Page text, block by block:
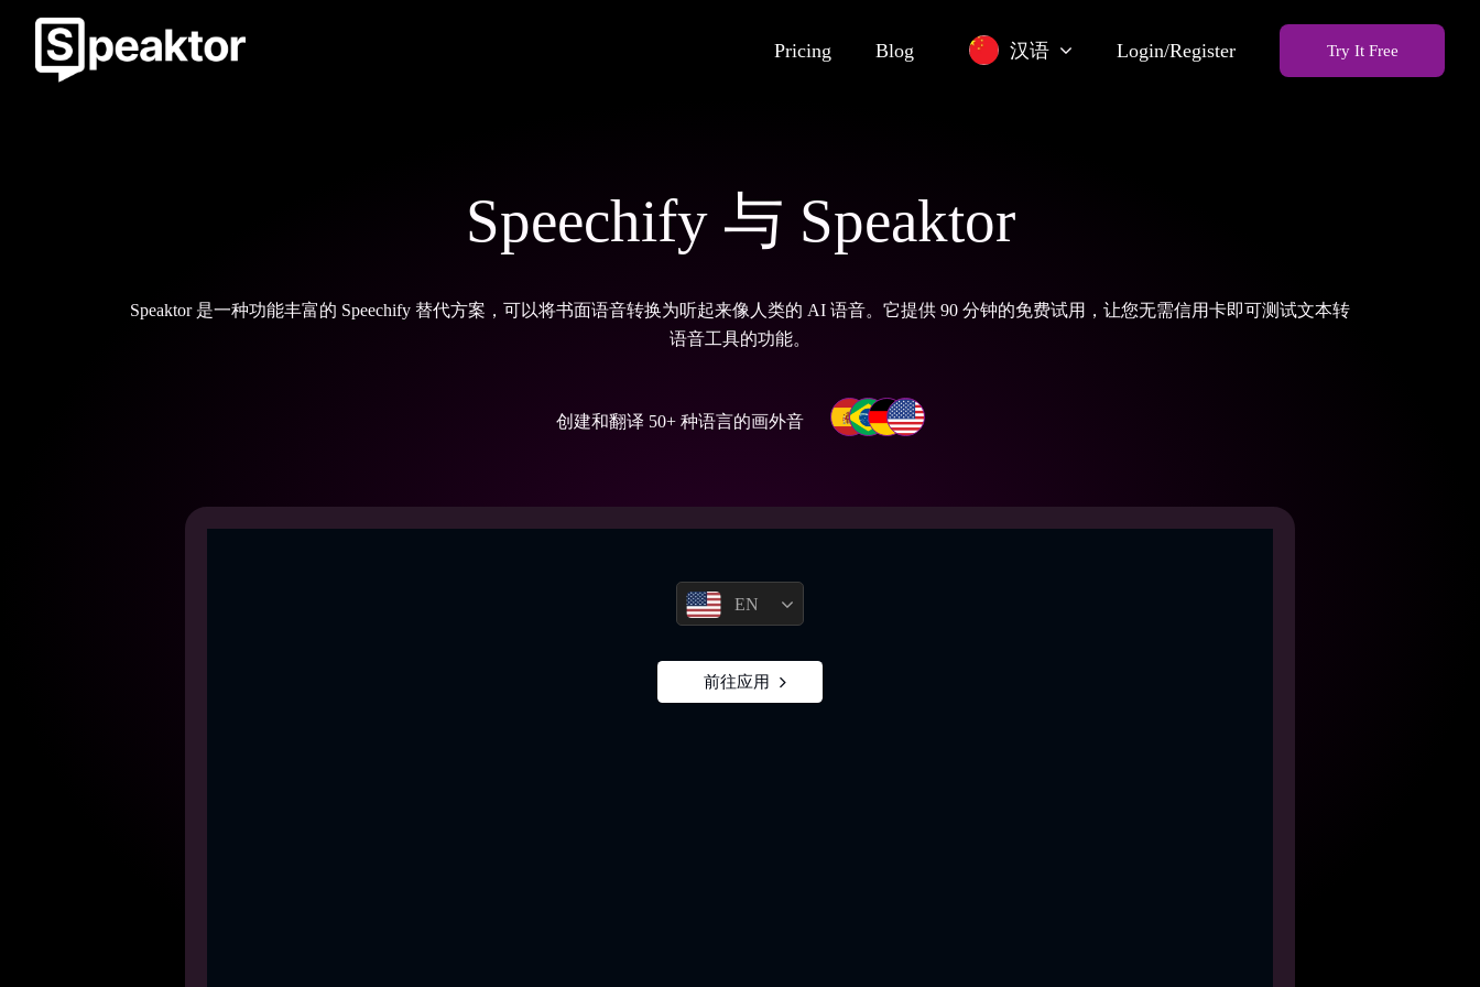
Pricing Blog 汉语 Login/Register Try It Free
Speechify 与 Speaktor
Speaktor 是一种功能丰富的 Speechify 替代方案，可以将书面语音转换为听起来像人类的 AI 语音。它提供 90 分钟的免费试用，让您无需信用卡即可测试文本转
语音工具的功能。
创建和翻译 50+ 种语言的画外音
EN
前往应用